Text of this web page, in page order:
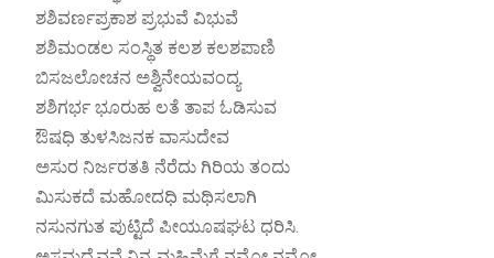
ಶಶಿವರ್ಣಪ್ರಕಾಶ ಪ್ರಭುವೆ ವಿಭುವೆ
ಶಶಿಮಂಡಲ ಸಂಸ್ಥಿತ ಕಲಶ ಕಲಶಪಾಣಿ
ಬಿಸಜಲೋಚನ ಅಶ್ವಿನೇಯವಂದ್ಯ
ಶಶಿಗರ್ಭ ಭೂರುಹ ಲತೆ ತಾಪ ಓಡಿಸುವ
ಔಷಧಿ ತುಳಸಿಜನಕ ವಾಸುದೇವ
ಅಸುರ ನಿರ್ಜರತತಿ ನೆರೆದು ಗಿರಿಯ ತಂದು
ಮಿಸುಕದೆ ಮಹೋದಧಿ ಮಥಿಸಲಾಗಿ
ನಸುನಗುತ ಪುಟ್ಟಿದೆ ಪೀಯೂಷಘಟ ಧರಿಸಿ.